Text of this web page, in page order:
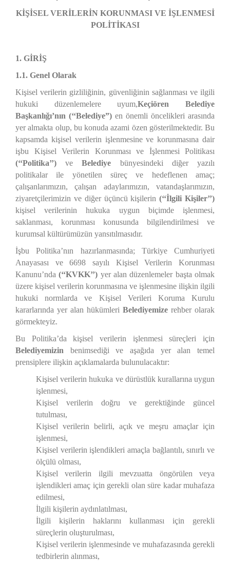
KİŞİSEL VERİLERİN KORUNMASI VE İŞLENMESİ
POLİTİKASI
1. GİRİŞ
1.1. Genel Olarak
Kişisel verilerin gizliliğinin, güvenliğinin sağlanması ve ilgili
hukuki düzenlemelere uyum,Keçiören Belediye
Başkanlığı’nın (‘‘Belediye”) en önemli öncelikleri arasında
yer almakta olup, bu konuda azami özen gösterilmektedir. Bu
kapsamda kişisel verilerin işlenmesine ve korunmasına dair
işbu Kişisel Verilerin Korunması ve İşlenmesi Politikası
(‘‘Politika’’) veBelediye bünyesindeki diğer yazılı
politikalar ile yönetilen süreç ve hedeflenen amaç;
çalışanlarımızın, çalışan adaylarımızın, vatandaşlarımızın,
ziyaretçilerimizin ve diğer üçüncü kişilerin(‘‘İlgili Kişiler’’)
kişisel verilerinin hukuka uygun biçimde işlenmesi,
saklanması, korunması konusunda bilgilendirilmesi ve
kurumsal kültürümüzün yansıtılmasıdır.
İşbu Politika’nın hazırlanmasında; Türkiye Cumhuriyeti
Anayasası ve 6698 sayılı Kişisel Verilerin Korunması
Kanunu’nda(‘‘KVKK’’) yer alan düzenlemeler başta olmak
üzere kişisel verilerin korunmasına ve işlenmesine ilişkin ilgili
hukuki normlarda ve Kişisel Verileri Koruma Kurulu
kararlarında yer alan hükümleri Belediyemize rehber olarak
görmekteyiz.
Bu Politika’da kişisel verilerin işlenmesi süreçleri için
Belediyemizin benimsediği ve aşağıda yer alan temel
prensiplere ilişkin açıklamalarda bulunulacaktır:
Kişisel verilerin hukuka ve dürüstlük kurallarına uygun
işlenmesi,
Kişisel verilerin doğru ve gerektiğinde güncel
tutulması,
Kişisel verilerin belirli, açık ve meşru amaçlar için
işlenmesi,
Kişisel verilerin işlendikleri amaçla bağlantılı, sınırlı ve
ölçülü olması,
Kişisel verilerin ilgili mevzuatta öngörülen veya
işlendikleri amaç için gerekli olan süre kadar muhafaza
edilmesi,
İlgili kişilerin aydınlatılması,
İlgili kişilerin haklarını kullanması için gerekli
süreçlerin oluşturulması,
Kişisel verilerin işlenmesinde ve muhafazasında gerekli
tedbirlerin alınması,